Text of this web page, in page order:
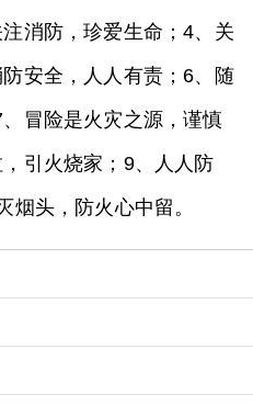
消防，珍爱生命；4、关
安全，人人有责；6、随
冒险是火灾之源，谨慎
引火烧家；9、人人防
烟头，防火心中留。